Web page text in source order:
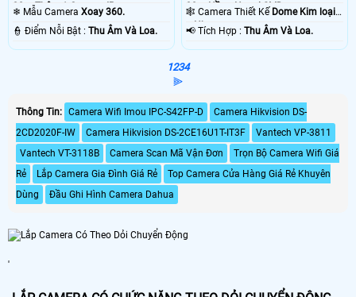
30m Thêm 1 Camera IP.
❄ Mẫu Camera Xoay 360.
️👮 Điểm Nỗi Bật : Thu Âm Và Loa.
30m Hồng Ngoại SMD.
🕸️ Camera Thiết Kế Dome Kim loại
+ Nhựa.
️📢 Tích Hợp :Thu Âm Và Loa.
1234
⫸
Thông Tin: Camera Wifi Imou IPC-S42FP-D
Camera Hikvision DS-
2CD2020F-IW
Camera Hikvision DS-2CE16U1T-IT3F
Vantech VP-3811
Vantech VT-3118B
Camera Scan Mã Vận Đơn
Trọn Bộ Camera Wifi Giá
Rẻ
Lắp Camera Gia Đình Giá Rẻ
Top Camera Cửa Hàng Giá Rẻ Khuyên
Dùng
Đầu Ghi Hình Camera Dahua
'